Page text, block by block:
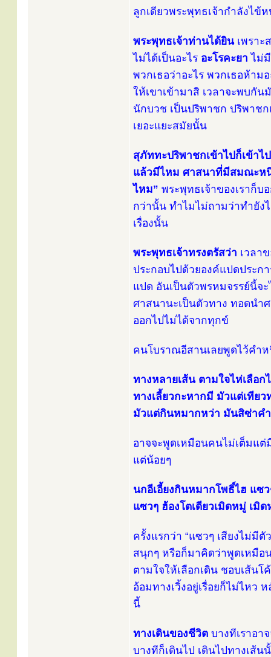
ลูกเดียวพระพุทธเจ้ากำลังไข้
พระพุทธเจ้าท่านได้ยินเพราะ
ไม่ได้เป็นอะไร อะโรคะยา ไม่
พวกเธอว่าอะไร พวกเธอห้าม
ให้เขาเข้ามาสิ เวลาจะพบกัน
นักบวช เป็นปริพาชก ปริพาช
เยอะแยะสมัยนั้น
สุภัททะปริพาชกเข้าไปก็เข้าไ
แล้วมีไหม ศาสนาที่มีสมณะห
ไหม” พระพุทธเจ้าของเราก็บ
กว่านั้น ทำไมไม่ถามว่าทำยัง
เรื่องนั้น
พระพุทธเจ้าทรงตรัสว่า เวลา
ประกอบไปด้วยองค์แปดประก
แปด อันเป็นตัวพรหมจรรย์นี้จ
ศาสนานะเป็นตัวทาง ทอดนำ
ออกไปไม่ได้จากทุกข์
คนโบราณอีสานเลยพูดไว้คำห
ทางหลายเส้น ตามใจไห่เลือก
ทางเลี้ยวกะหากมี มัวแต่เทียว
มัวแต่กินหมากหว่า มันสิซ่าค
อาจจะพูดเหมือนคนไม่เต็มแ
แต่น้อยๆ
นกอีเอี้ยงกินหมากโพธิ์ไฮ แซว
แซวๆ ฮ้องโตเดียวเมิดหมู่ เมิ
ครั้งแรกว่า “แซวๆ เสียงไม่มี
สนุกๆ หรือก็มาคิดว่าพูดเหมือ
ตามใจให้เลือกเดิน ชอบเส้น
อ้อมทางเวิ้งอยู่เรื่อยก็ไม่ไหว
นี้
ทางเดินของชีวิต บางทีเราอา
บางทีก็เดินไป เดินไปทางเส้